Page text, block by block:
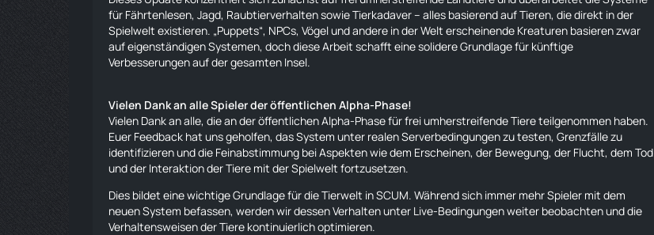
für Fährtenlesen, Jagd, Raubtierverhalten sowie Tierkadaver – alles basierend auf Tieren, die direkt in der
Spielwelt existieren. „Puppets“, NPCs, Vögel und andere in der Welt erscheinende Kreaturen basieren zwar
auf eigenständigen Systemen, doch diese Arbeit schafft eine solidere Grundlage für künftige
Verbesserungen auf der gesamten Insel.
Vielen Dank an alle Spieler der öffentlichen Alpha-Phase!
Vielen Dank an alle, die an der öffentlichen Alpha-Phase für frei umherstreifendeTiereteilgenommen haben.
Euer Feedback hat uns geholfen, das System unter realen Serverbedingungen zu testen, Grenzfälle zu
identifizieren und die Feinabstimmung bei Aspekten wie dem Erscheinen, der Bewegung, der Flucht, dem Tod
und der Interaktion derTiere mit der Spielwelt fortzusetzen.
Dies bildet eine wichtige Grundlage für die Tierwelt in SCUM. Während sich immer mehr Spieler mit dem
neuen System befassen, werden wir dessen Verhalten unter Live-Bedingungen weiter beobachten und die
Verhaltensweisen derTiere kontinuierlich optimieren.